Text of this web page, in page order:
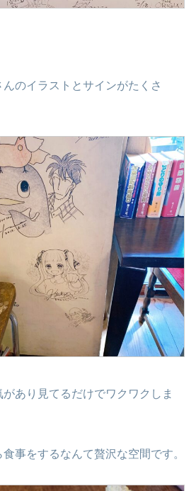
のイラストとサインがたくさ
あり見てるだけでワクワクしま
事をするなんて贅沢な空間です。